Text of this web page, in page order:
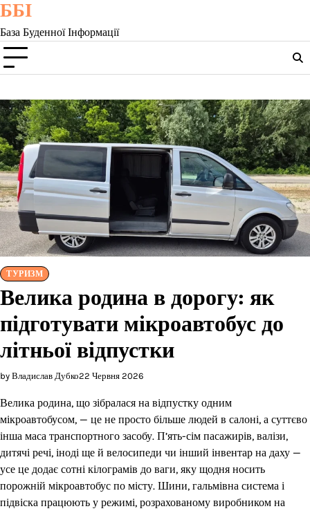
Skip
content
ББІ
База Буденної Інформації
ТУРИЗМ
Велика родина в дорогу: як
підготувати мікроавтобус до
літньої відпустки
by Владислав Дубко22 Червня 2026
Велика родина, що зібралася на відпустку одним
мікроавтобусом, — це не просто більше людей в салоні, а суттєво
інша маса транспортного засобу. П’ять-сім пасажирів, валізи,
дитячі речі, іноді ще й велосипеди чи інший інвентар на даху —
усе це додає сотні кілограмів до ваги, яку щодня носить
порожній мікроавтобус по місту. Шини, гальмівна система і
підвіска працюють у режимі, розрахованому виробником на